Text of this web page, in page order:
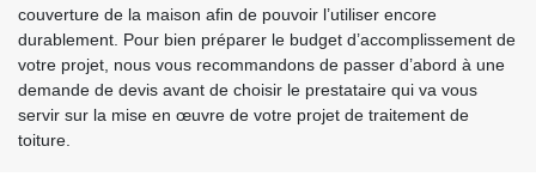
couverture de la maison afin de pouvoir l’utiliser encore
durablement. Pour bien préparer le budget d’accomplissement de
votre projet, nous vous recommandons de passer d’abord à une
demande de devis avant de choisir le prestataire qui va vous
servir sur la mise en œuvre de votre projet de traitement de
toiture.